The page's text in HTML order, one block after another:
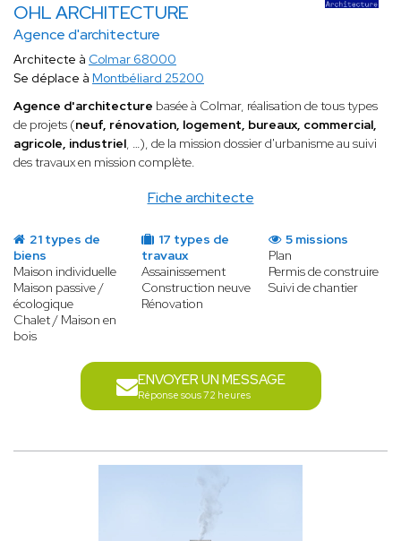
OHL ARCHITECTURE
Agence d'architecture
Fiche architecte
Architecte à Colmar 68000
Se déplace à Montbéliard 25200
Agence d'architecture basée à Colmar, réalisation de tous types
de projets (neuf, rénovation, logement, bureaux, commercial,
agricole, industriel, …), de la mission dossier d'urbanisme au suivi
des travaux en mission complète.
21 types de
biens
Maison individuelle
Maison passive /
écologique
Chalet / Maison en
bois
17 types de
travaux
Assainissement
Construction neuve
Rénovation
5 missions
Plan
Permis de construire
Suivi de chantier
ENVOYER UN MESSAGE
Réponse sous 72 heures